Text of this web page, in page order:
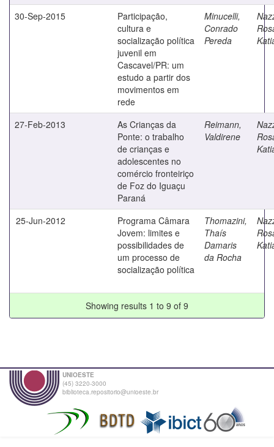
30-Sep-2015
Participação,
cultura e
socialização política
juvenil em
Cascavel/PR: um
estudo a partir dos
movimentos em
rede
Minucelli,
Conrado
Pereda
27-Feb-2013
As Crianças da
Ponte: o trabalho
de crianças e
adolescentes no
comércio fronteiriço
de Foz do Iguaçu
Paraná
Reimann,
Valdirene
25-Jun-2012
Programa Câmara
Jovem: limites e
possibilidades de
um processo de
socialização política
Thomazini,
Thaís
Damaris
da Rocha
Showing results 1 to 9 of 9
UNIOESTE
(45) 3220-3000
biblioteca.repositorio@unioeste.br